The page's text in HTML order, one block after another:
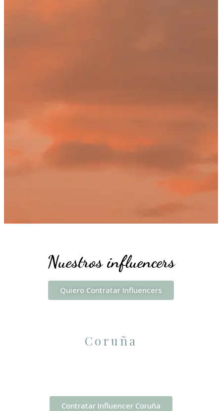
Nuestros influencers
Quiero Contratar Influencers
Coruña
Contratar Influencer Coruña